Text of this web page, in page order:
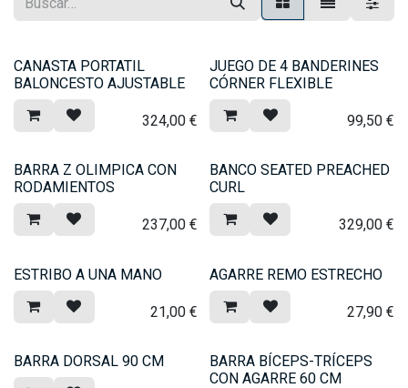
CANASTA PORTATIL
BALONCESTO AJUSTABLE
324,00 €
JUEGO DE 4 BANDERINES
CÓRNER FLEXIBLE
99,50€
BARRA Z OLIMPICA CON
RODAMIENTOS
237,00 €
BANCO SEATED PREACHED
CURL
329,00€
ESTRIBO A UNA MANO
21,00 €
AGARRE REMO ESTRECHO
27,90€
BARRA DORSAL 90 CM
BARRA BÍCEPS-TRÍCEPS
CON AGARRE 60 CM